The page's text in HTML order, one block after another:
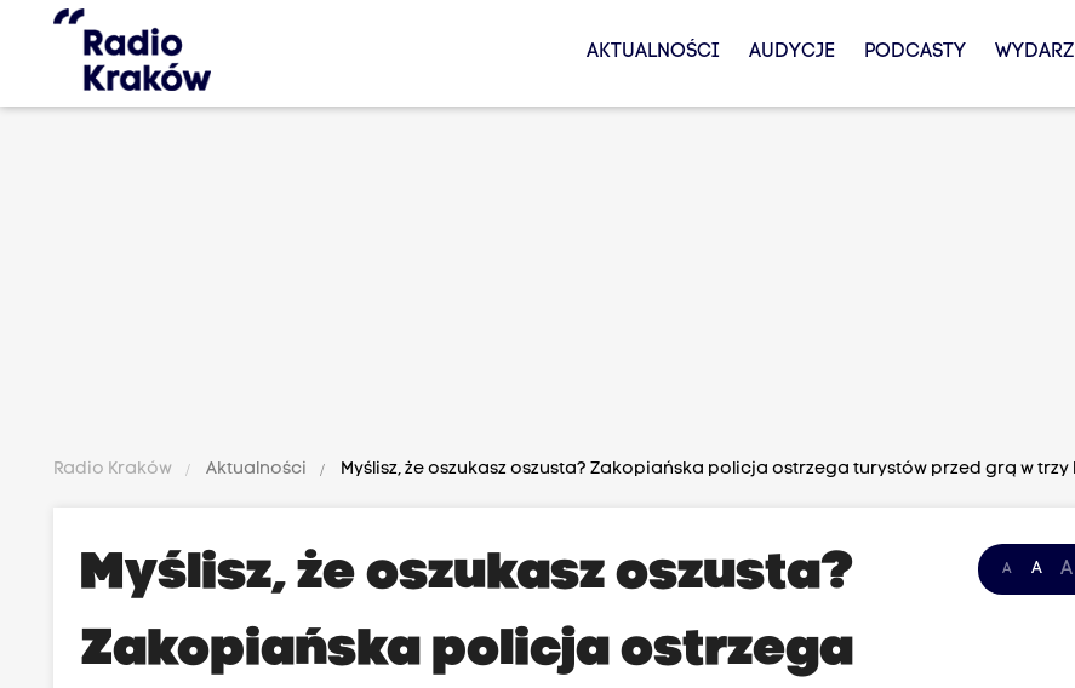
AKTUALNOŚCI AUDYCJE PODCASTY
Radio Kraków Aktualności Myślisz, że oszukasz oszusta? Zakopiańska policja ostrzega turystów przed grą w trzy
A A A
Myślisz, że oszukasz oszusta?
Zakopiańska policja ostrzega